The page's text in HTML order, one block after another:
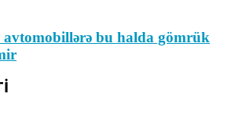
avtomobillərə bu halda gömrük